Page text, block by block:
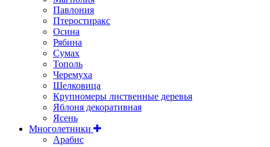
Павлония
Птеростиракс
Осина
Рябина
Сумах
Тополь
Черемуха
Шелковица
Крупномеры лиственные деревья
Яблоня декоративная
Ясень
Многолетники
Арабис